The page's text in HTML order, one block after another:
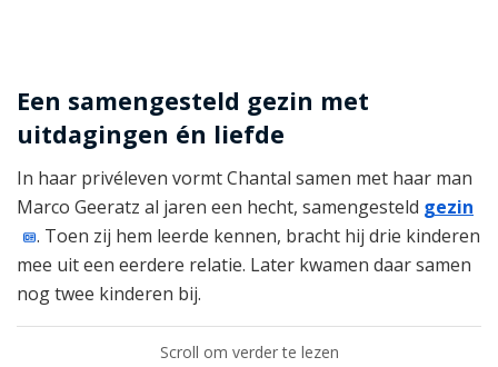
Een samengesteld gezin met
uitdagingen én liefde
In haar privéleven vormt Chantal samen met haar man
Marco Geeratz al jaren een hecht, samengesteld gezin
. Toen zij hem leerde kennen, bracht hij drie kinderen
mee uit een eerdere relatie. Later kwamen daar samen
nog twee kinderen bij.
Scroll om verder te lezen